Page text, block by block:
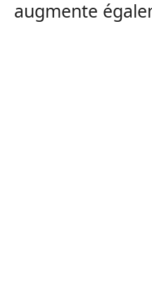
augmente